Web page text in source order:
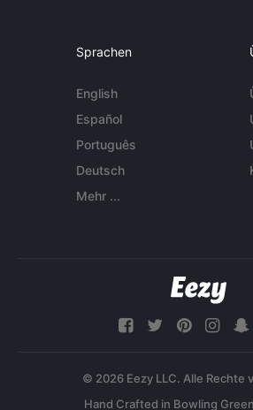
Sprachen
English
Español
Português
Deutsch
Mehr ...
© 2026 Eezy LLC. Alle Rechte